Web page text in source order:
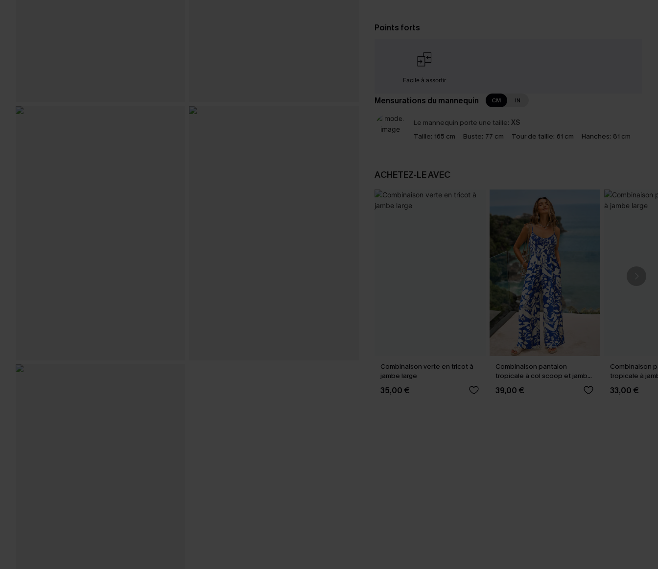
Points forts
Facile à assortir
Mensurations du mannequin CM IN
Le mannequin porte une taille: XS
Taille: 165 cm Buste: 77 cm Tour de taille: 61 cm Hanches: 81 cm
ACHETEZ‑LE AVEC
Combinaison verte en tricot à
jambe large
35,00 €
Combinaison pantalon
tropicale à col scoop et jambe
large
39,00 €
Combinaison
tropicale à
33,00 €